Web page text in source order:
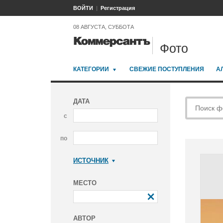
ВОЙТИ Регистрация
08 АВГУСТА, СУББОТА
Фото
КАТЕГОРИИ СВЕЖИЕ ПОСТУПЛЕНИЯ
ДАТА
с
по
ИСТОЧНИК
МЕСТО
АВТОР